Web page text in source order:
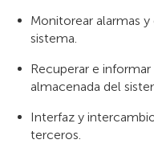
Monitorear alarmas
sistema.
Recuperar e
almacenada del
Interfaz y
terceros.